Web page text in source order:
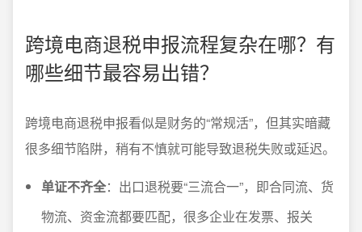
跨境电商退税申报流程复杂在哪？有
哪些细节最容易出错？
跨境电商退税申报看似是财务的“常规活”，但其实暗藏
很多细节陷阱，稍有不慎就可能导致退税失败或延迟。
单证不齐全：出口退税要“三流合一”，即合同流、货
物流、资金流都要匹配，很多企业在发票、报关